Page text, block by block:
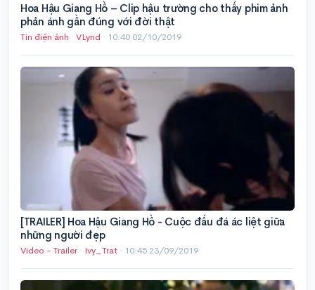
Hoa Hậu Giang Hồ – Clip hậu trường cho thấy phim ảnh
phản ánh gần đúng với đời thật
Tin điện ảnh · VLynd · 10:40 02/10/2019
[TRAILER] Hoa Hậu Giang Hồ - Cuộc đấu đá ác liệt giữa
những người đẹp
Video - Trailer · Ivy_Trat · 10:45 23/09/2019